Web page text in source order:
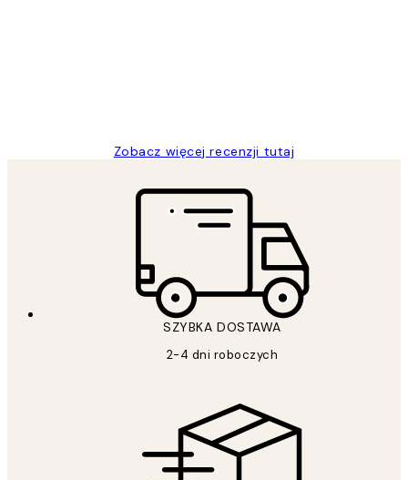
Zobacz więcej recenzji tutaj
SZYBKA DOSTAWA
2-4 dni roboczych